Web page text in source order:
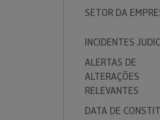
SETOR DA
INCIDENTES
ALERTAS DE
ALTERAÇÕES
RELEVANTES
DATA DE